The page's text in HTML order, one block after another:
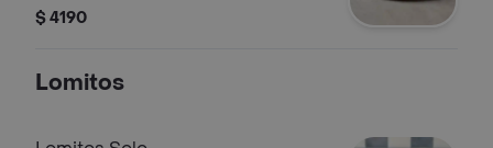
$ 4190
Lomitos